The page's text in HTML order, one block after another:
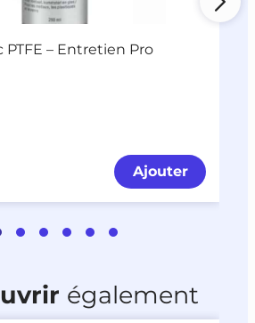
– Entretien Pro
Ajouter
également